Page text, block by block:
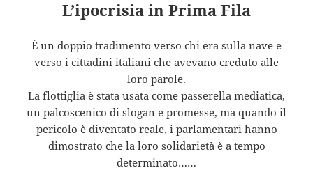
L’ipocrisia in Prima Fila
È un doppio tradimento verso chi era sulla nave e
verso i cittadini italiani che avevano creduto alle
loro parole.
La flottiglia è stata usata come passerella mediatica,
un palcoscenico di slogan e promesse, ma quando il
pericolo è diventato reale, i parlamentari hanno
dimostrato che la loro solidarietà è a tempo
determinato……